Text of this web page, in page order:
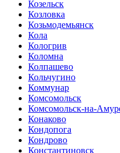
Козельск
Козловка
Козьмодемьянск
Кола
Кологрив
Коломна
Колпашево
Кольчугино
Коммунар
Комсомольск
Комсомольск-на-
Конаково
Кондопога
Кондрово
Константиновск